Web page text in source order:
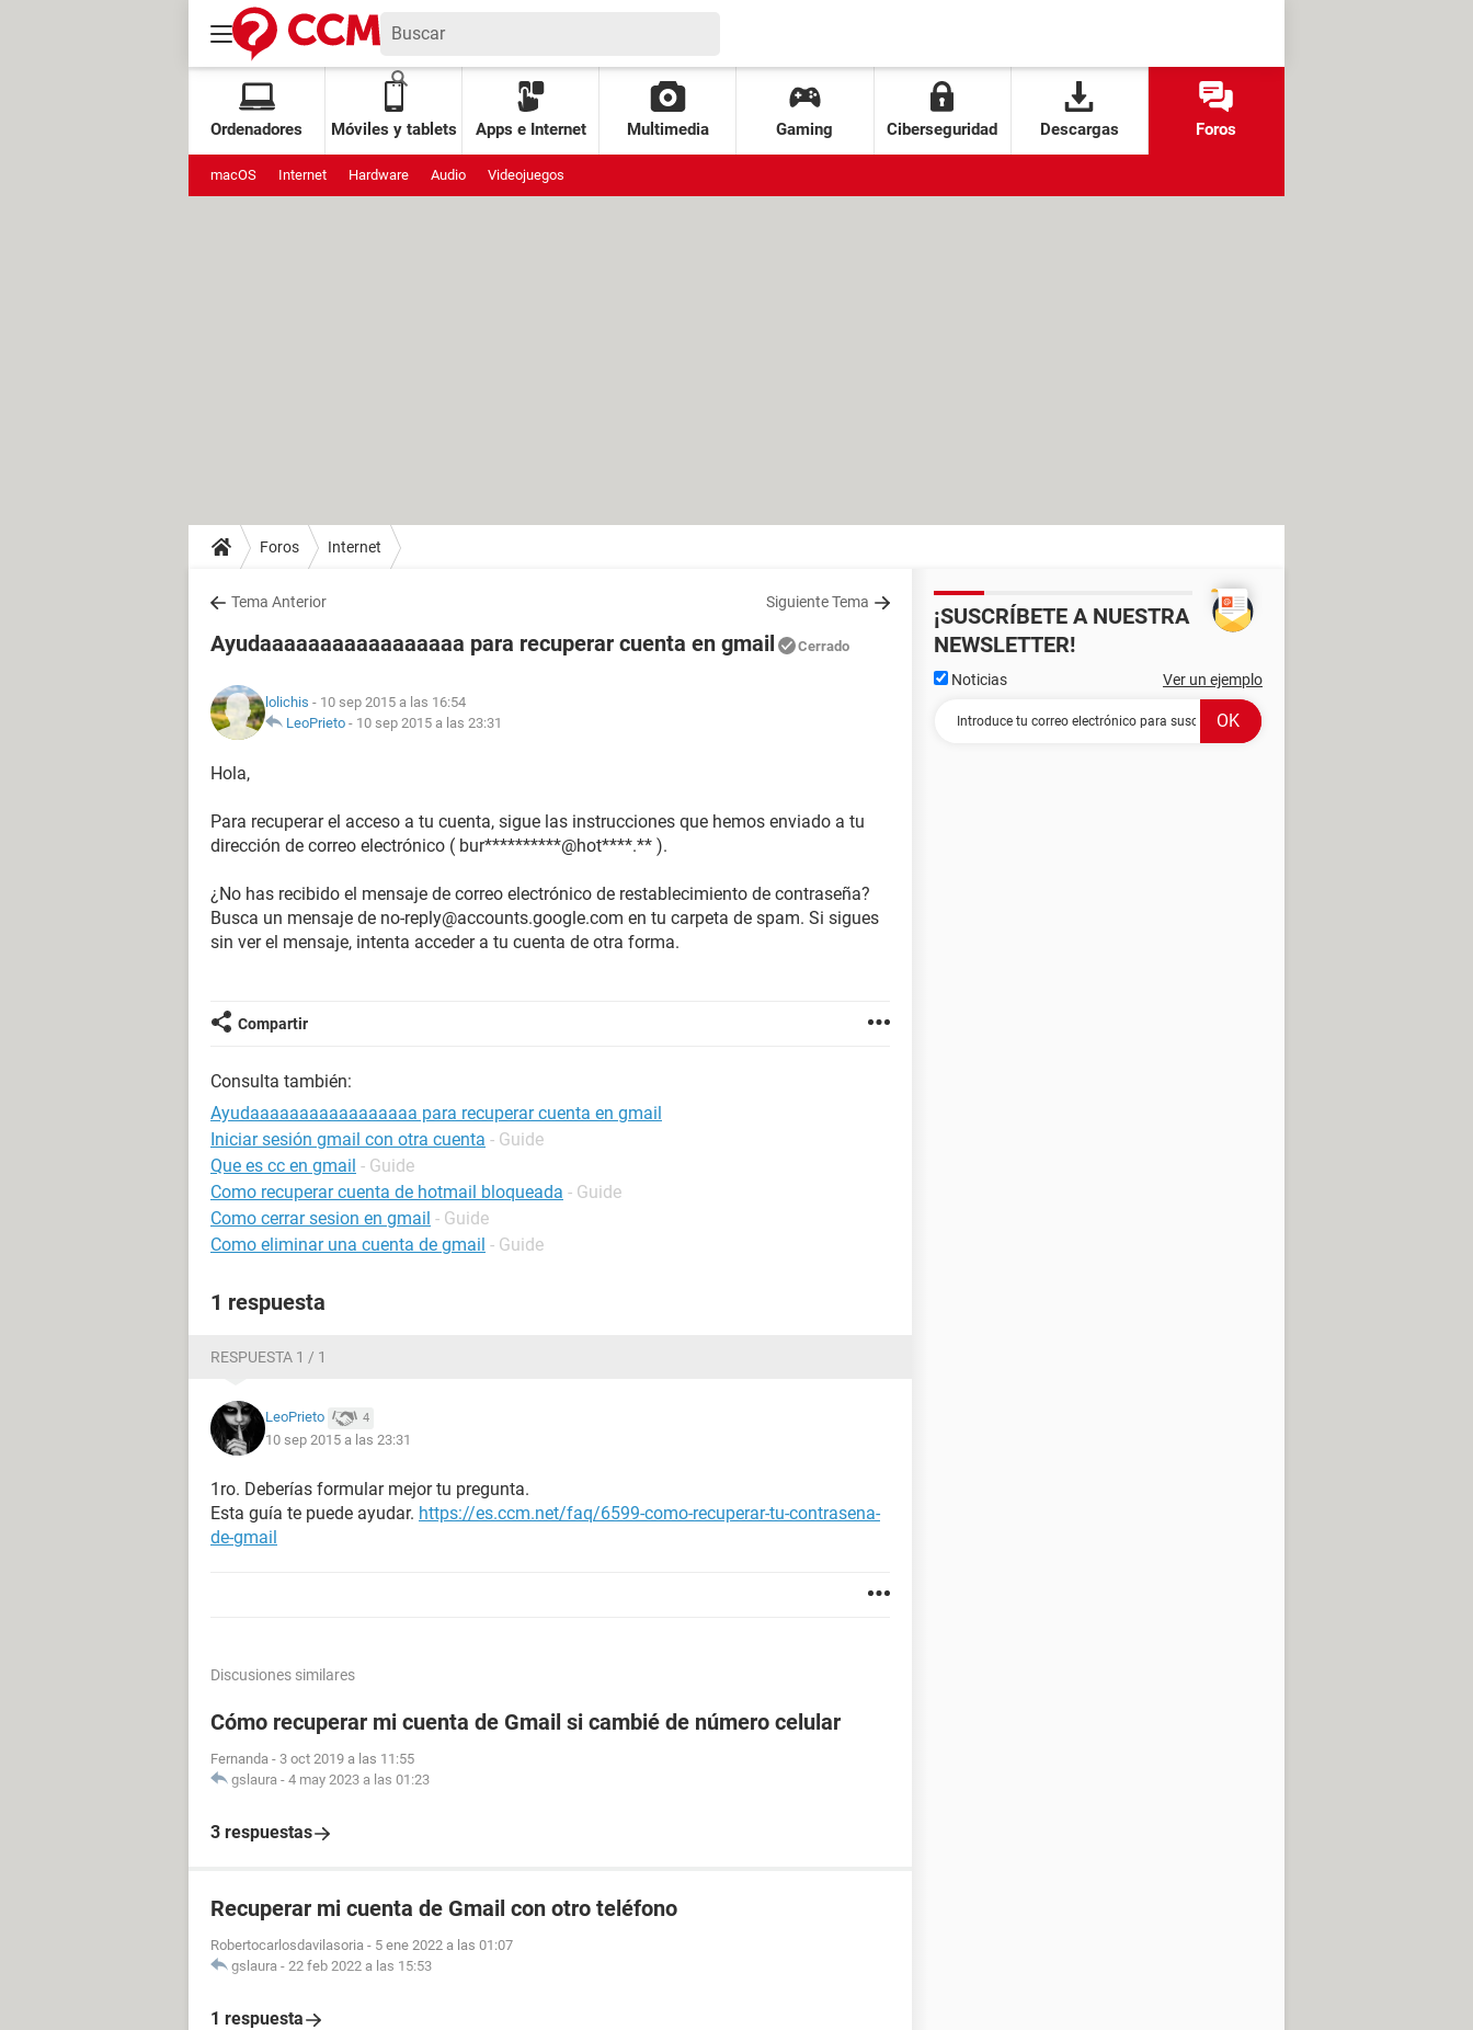
Ordenadores Móviles y tablets Apps e Internet Multimedia Gaming Ciberseguridad Descargas Foros
macOS Internet Hardware Audio Videojuegos
Foros Internet
Tema Anterior Siguiente Tema
Ayudaaaaaaaaaaaaaaaaa para recuperar cuenta en gmail Cerrado
lolichis - 10 sep 2015 a las 16:54
LeoPrieto - 10 sep 2015 a las 23:31
Hola,
Para recuperar el acceso a tu cuenta, sigue las instrucciones que hemos enviado a tu
dirección de correo electrónico ( bur**********@hot****.** ).
¿No has recibido el mensaje de correo electrónico de restablecimiento de contraseña?
Busca un mensaje de no-reply@accounts.google.com en tu carpeta de spam. Si sigues
sin ver el mensaje, intenta acceder a tu cuenta de otra forma.
Compartir
Consulta también:
Ayudaaaaaaaaaaaaaaaaa para recuperar cuenta en gmail
Iniciar sesión gmail con otra cuenta - Guide
Que es cc en gmail - Guide
Como recuperar cuenta de hotmail bloqueada - Guide
Como cerrar sesion en gmail - Guide
Como eliminar una cuenta de gmail - Guide
1 respuesta
RESPUESTA 1 / 1
LeoPrieto 4
10 sep 2015 a las 23:31
1ro. Deberías formular mejor tu pregunta.
Esta guía te puede ayudar. https://es.ccm.net/faq/6599-como-recuperar-tu-contrasena-
de-gmail
Discusiones similares
Cómo recuperar mi cuenta de Gmail si cambié de número celular
Fernanda - 3 oct 2019 a las 11:55
gslaura - 4 may 2023 a las 01:23
3 respuestas
Recuperar mi cuenta de Gmail con otro teléfono
Robertocarlosdavilasoria - 5 ene 2022 a las 01:07
gslaura - 22 feb 2022 a las 15:53
1 respuesta
¡SUSCRÍBETE A NUESTRA
NEWSLETTER!
Noticias Ver un ejemplo